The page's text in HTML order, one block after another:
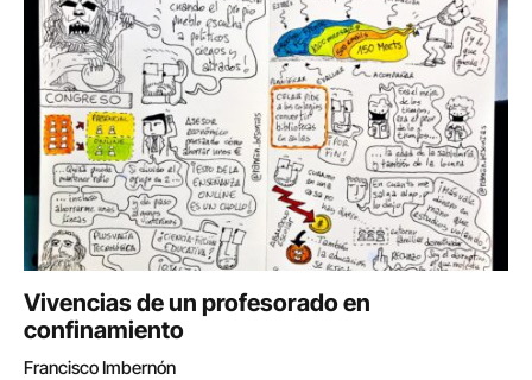
Vivencias de un profesorado en
confinamiento
Francisco Imbernón